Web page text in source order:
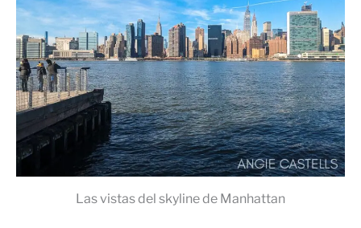
Las vistas del skyline de Manhattan